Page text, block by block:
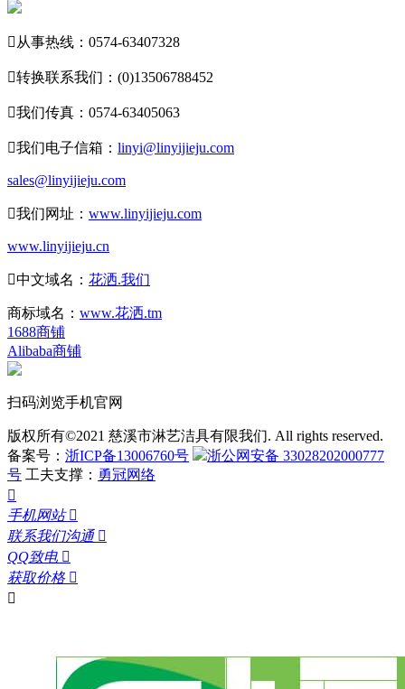
 从事热线：0574-63407328
转换联系我们：(0)13506788452
我们传真：0574-63405063
我们电子信箱： linyi@linyijieju.com
sales@linyijieju.com
我们网址： www.linyijieju.com
www.linyijieju.cn
中文域名： 花洒.我们
商标域名： www.花洒.tm
1688商铺
Alibaba商铺
扫码浏览手机官网
版权所有©2021 慈溪市淋艺洁具有限我们. All rights reserved.
备案号： 浙ICP备13006760号
浙公网安备 33028202000777
号 工夫支撑： 勇冠网络

手机网站 
联系我们沟通 
QQ致电 
获取价格 
